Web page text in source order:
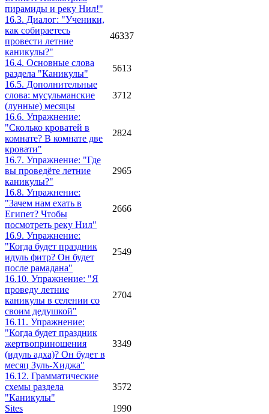
пирамиды и реку Нил!"
16.3. Диалог: "Ученики,
как собираетесь
провести летние
каникулы?"
46337
16.4. Основные слова
раздела "Каникулы"
5613
16.5. Дополнительные
слова: мусульманские
(лунные) месяцы
3712
16.6. Упражнение:
"Сколько кроватей в
комнате? В комнате две
кровати"
2824
16.7. Упражнение: "Где
вы проведёте летние
каникулы?"
2965
16.8. Упражнение:
"Зачем нам ехать в
Египет? Чтобы
посмотреть реку Нил"
2666
16.9. Упражнение:
"Когда будет праздник
идуль фитр? Он будет
после рамадана"
2549
16.10. Упражнение: "Я
проведу летние
каникулы в селении со
своим дедушкой"
2704
16.11. Упражнение:
"Когда будет праздник
жертвоприношения
(идуль адха)? Он будет в
месяц Зуль-Хиджа"
3349
16.12. Грамматические
схемы раздела
"Каникулы"
3572
Sites 1990